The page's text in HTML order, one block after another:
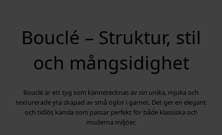
Bouclé – Struktur, stil
och mångsidighet
Bouclé är ett tyg som kännetecknas av sin unika, mjuka och
texturerade yta skapad av små öglor i garnet. Det ger en elegant
och tidlös känsla som passar perfekt för både klassiska och
moderna miljöer.